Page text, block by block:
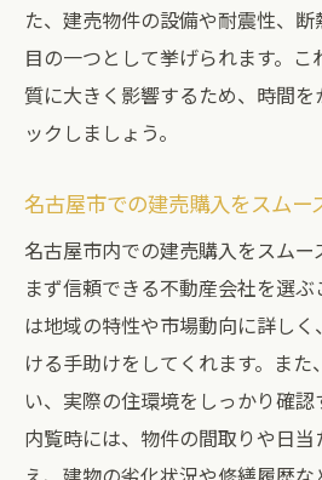
た、建売物件の設備や耐震性、
目の一つとして挙げられます。
質に大きく影響するため、時間を
ックしましょう。
名古屋市での建売購入をスムー
名古屋市内での建売購入をスムー
まず信頼できる不動産会社を選
は地域の特性や市場動向に詳し
ける手助けをしてくれます。ま
い、実際の住環境をしっかり確認
内覧時には、物件の間取りや日